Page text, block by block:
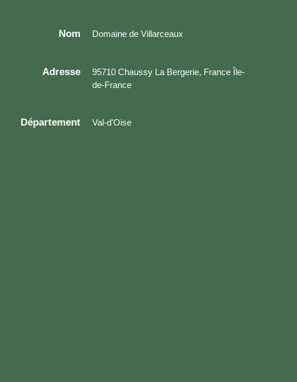
Nom Domaine de Villarceaux
Adresse
95710 Chaussy La Bergerie, France Île-
de-France
Département Val-d'Oise